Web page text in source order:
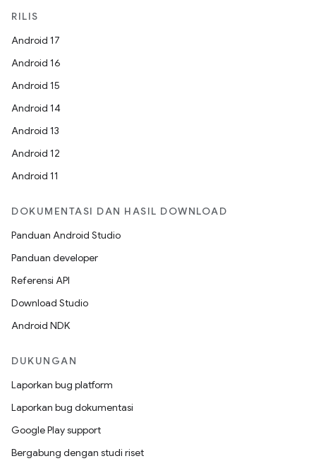
RILIS
Android 17
Android 16
Android 15
Android 14
Android 13
Android 12
Android 11
DOKUMENTASI DAN HASIL DOWNLOAD
Panduan Android Studio
Panduan developer
Referensi API
Download Studio
Android NDK
DUKUNGAN
Laporkan bug platform
Laporkan bug dokumentasi
Google Play support
Bergabung dengan studi riset